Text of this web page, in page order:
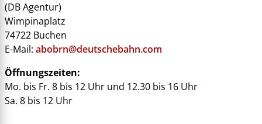
(DB Agentur)
Wimpinaplatz
74722 Buchen
E-Mail: abobrn@deutschebahn.com
Öffnungszeiten:
Mo. bis Fr. 8 bis 12 Uhr und 12.30 bis 16 Uhr
Sa. 8 bis 12 Uhr